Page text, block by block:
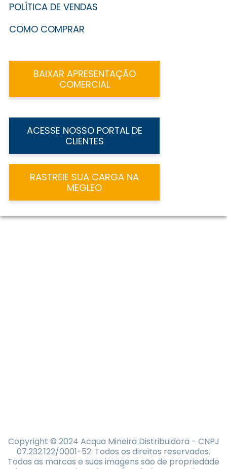
POLÍTICA DE VENDAS
COMO COMPRAR
BAIXAR APRESENTAÇÃO
COMERCIAL
ACESSE NOSSO PORTAL DE
CLIENTES
RASTREIE SUA CARGA NA
MEGLEO
Copyright © 2024 Acqua Mineira Distribuidora - CNPJ
07.232.122/0001-52. Todos os direitos reservados.
Todas as marcas e suas imagens são de propriedade